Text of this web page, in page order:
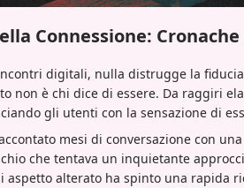
Connessione:
digitali, nulla distrugge la
non è chi dice di essere. Da raggiri
gli utenti con la sensazione di
mesi di conversazione con
che tentava un inquietante
aspetto alterato ha spinto una rapida